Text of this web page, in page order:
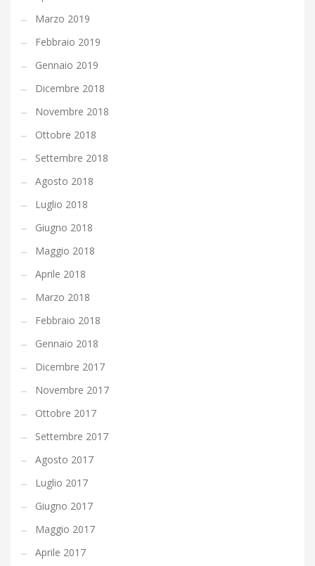
Marzo 2019
Febbraio 2019
Gennaio 2019
Dicembre 2018
Novembre 2018
Ottobre 2018
Settembre 2018
Agosto 2018
Luglio 2018
Giugno 2018
Maggio 2018
Aprile 2018
Marzo 2018
Febbraio 2018
Gennaio 2018
Dicembre 2017
Novembre 2017
Ottobre 2017
Settembre 2017
Agosto 2017
Luglio 2017
Giugno 2017
Maggio 2017
Aprile 2017